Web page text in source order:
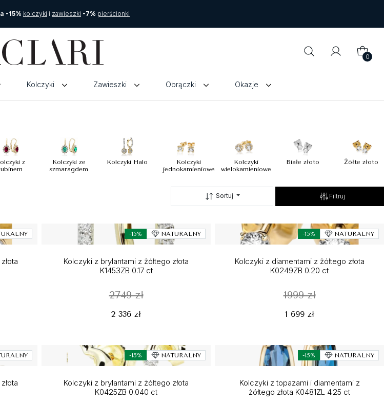
-15% kolczyki i zawieszki -7% pierścionki
0
Kolczyki Zawieszki Obrączki Okazje
z
Kolczyki ze
szmaragdem
Kolczyki Halo
Kolczyki
jednokamieniowe
Kolczyki
wielokamieniowe
Białe złoto Żółte złoto
Sortuj Filtruj
-15% NATURALNY
Kolczyki z brylantami z żółtego złota
K1453ZB 0.17 ct
2749 zł
2 336 zł
-15% NATURALNY
Kolczyki z diamentami z żółtego złota
K0249ZB 0.20 ct
1999 zł
1 699 zł
-15% NATURALNY
Kolczyki z brylantami z żółtego złota
K0425ZB 0.040 ct
-15% NATURALNY
Kolczyki z topazami i diamentami z
żółtego złota K0481ZL 4.25 ct